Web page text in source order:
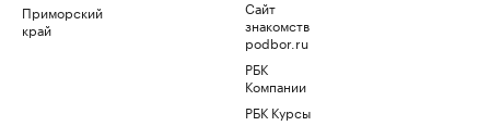
Приморский
край
Сайт
знакомств
podbor.ru
РБК
Компании
РБК Курсы